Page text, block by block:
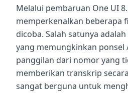
Melalui pembaruan One UI
memperkenalkan beberapa
dicoba. Salah satunya
yang memungkinkan ponsel
panggilan dari nomor yang
memberikan transkrip
sangat berguna untuk